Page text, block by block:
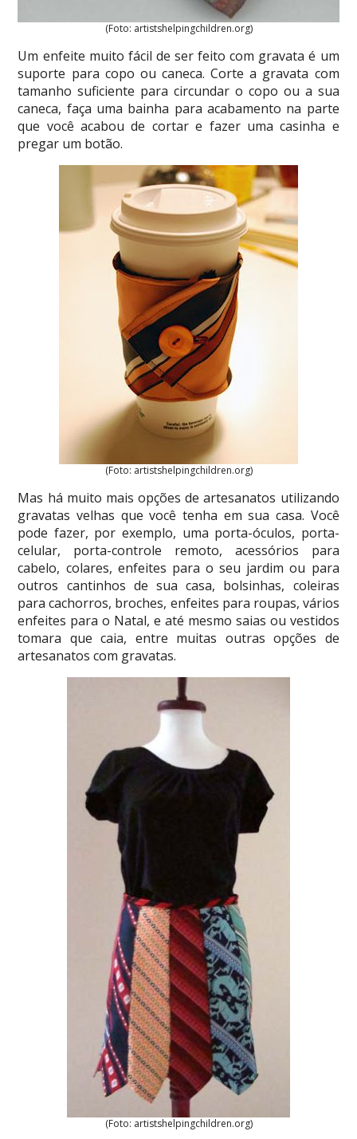
(Foto: artistshelpingchildren.org)
Um enfeite muito fácil de ser feito com gravata é um
suporte para copo ou caneca. Corte a gravata com
tamanho suficiente para circundar o copo ou a sua
caneca, faça uma bainha para acabamento na parte
que você acabou de cortar e fazer uma casinha e
pregar um botão.
(Foto: artistshelpingchildren.org)
Mas há muito mais opções de artesanatos utilizando
gravatas velhas que você tenha em sua casa. Você
pode fazer, por exemplo, uma porta-óculos, porta-
celular, porta-controle remoto, acessórios para
cabelo, colares, enfeites para o seu jardim ou para
outros cantinhos de sua casa, bolsinhas, coleiras
para cachorros, broches, enfeites para roupas, vários
enfeites para o Natal, e até mesmo saias ou vestidos
tomara que caia, entre muitas outras opções de
artesanatos com gravatas.
(Foto: artistshelpingchildren.org)